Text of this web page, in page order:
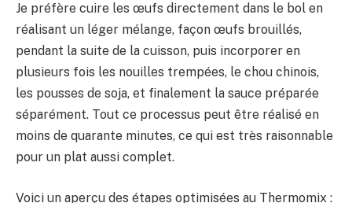
Je préfère cuire les œufs directement dans le bol en
réalisant un léger mélange, façon œufs brouillés,
pendant la suite de la cuisson, puis incorporer en
plusieurs fois les nouilles trempées, le chou chinois,
les pousses de soja, et finalement la sauce préparée
séparément. Tout ce processus peut être réalisé en
moins de quarante minutes, ce qui est très raisonnable
pour un plat aussi complet.
Voici un aperçu des étapes optimisées au Thermomix :